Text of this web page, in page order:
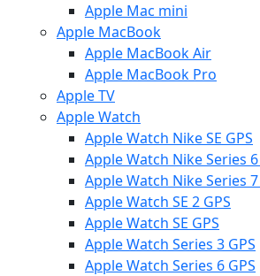
Apple Mac mini
Apple MacBook
Apple MacBook Air
Apple MacBook Pro
Apple TV
Apple Watch
Apple Watch Nike SE GPS
Apple Watch Nike Series 6
Apple Watch Nike Series 7
Apple Watch SE 2 GPS
Apple Watch SE GPS
Apple Watch Series 3 GPS
Apple Watch Series 6 GPS